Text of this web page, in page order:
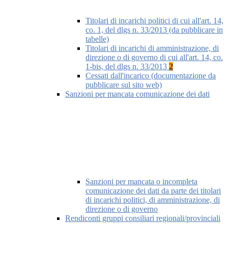
Titolari di incarichi politici di cui all'art. 14,
co. 1, del dlgs n. 33/2013 (da pubblicare in
tabelle)
Titolari di incarichi di amministrazione, di
direzione o di governo di cui all'art. 14, co.
1-bis, del dlgs n. 33/2013 2
Cessati dall'incarico (documentazione da
pubblicare sul sito web)
Sanzioni per mancata comunicazione dei dati
Sanzioni per mancata o incompleta
comunicazione dei dati da parte dei titolari
di incarichi politici, di amministrazione, di
direzione o di governo
Rendiconti gruppi consiliari regionali/provinciali